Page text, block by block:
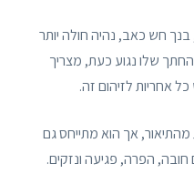
חש כאב, נהיה חולה יותר
החתך שלו נגוע כעת, מצריך
אחריות לזיהום זה.
אך הוא מתייחס גם
הפרה, פגיעה ונזקים.